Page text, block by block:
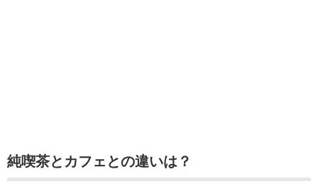
純喫茶とカフェとの違いは？